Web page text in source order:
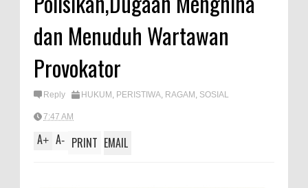
dan Menuduh Wartawan
Provokator
Reply HUKUM , PERISTIWA, RAGAM , SOSIAL
7:47 AM
A+ A- PRINT EMAIL